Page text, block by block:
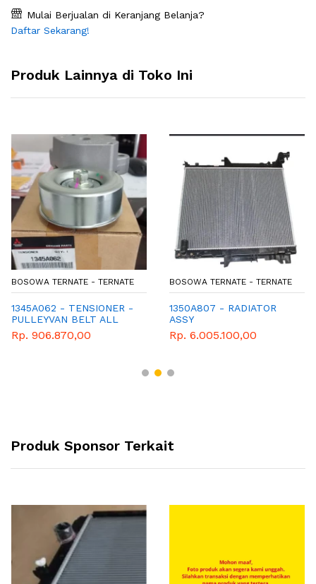
Mulai Berjualan di Keranjang Belanja?
Daftar Sekarang!
Produk Lainnya di Toko Ini
BOSOWA TERNATE - TERNATE
1345A062 - TENSIONER -
PULLEYVAN BELT ALL
NEW TRTITON PAJERO
Rp. 906.870,00
BOSOWA TERNATE - TERNATE
1350A807 - RADIATOR
ASSY
Rp. 6.005.100,00
Produk Sponsor Terkait